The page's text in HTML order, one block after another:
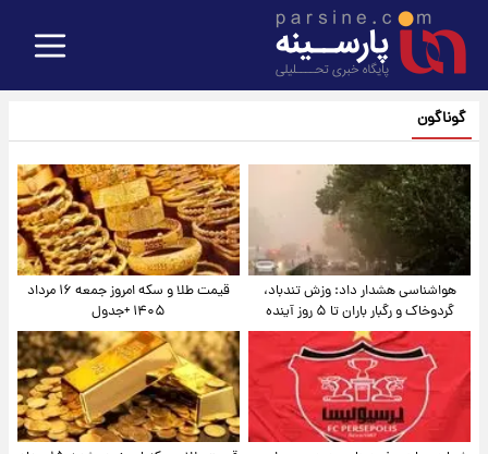
گوناگون
هواشناسی هشدار داد: وزش تندباد،
گردوخاک و رگبار باران تا ۵ روز آینده
قیمت طلا و سکه امروز جمعه ۱۶ مرداد
۱۴۰۵ +جدول